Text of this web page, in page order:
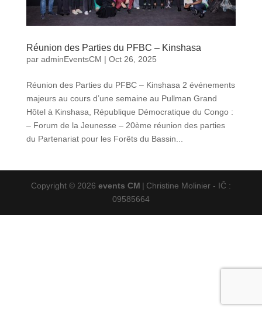
Réunion des Parties du PFBC – Kinshasa
par adminEventsCM | Oct 26, 2025
Réunion des Parties du PFBC – Kinshasa 2 événements
majeurs au cours d’une semaine au Pullman Grand
Hôtel à Kinshasa, République Démocratique du Congo :
– Forum de la Jeunesse – 20ème réunion des parties
du Partenariat pour les Forêts du Bassin...
Copyright © 2026 events CM | Christine Molinier - IČ :
09585664